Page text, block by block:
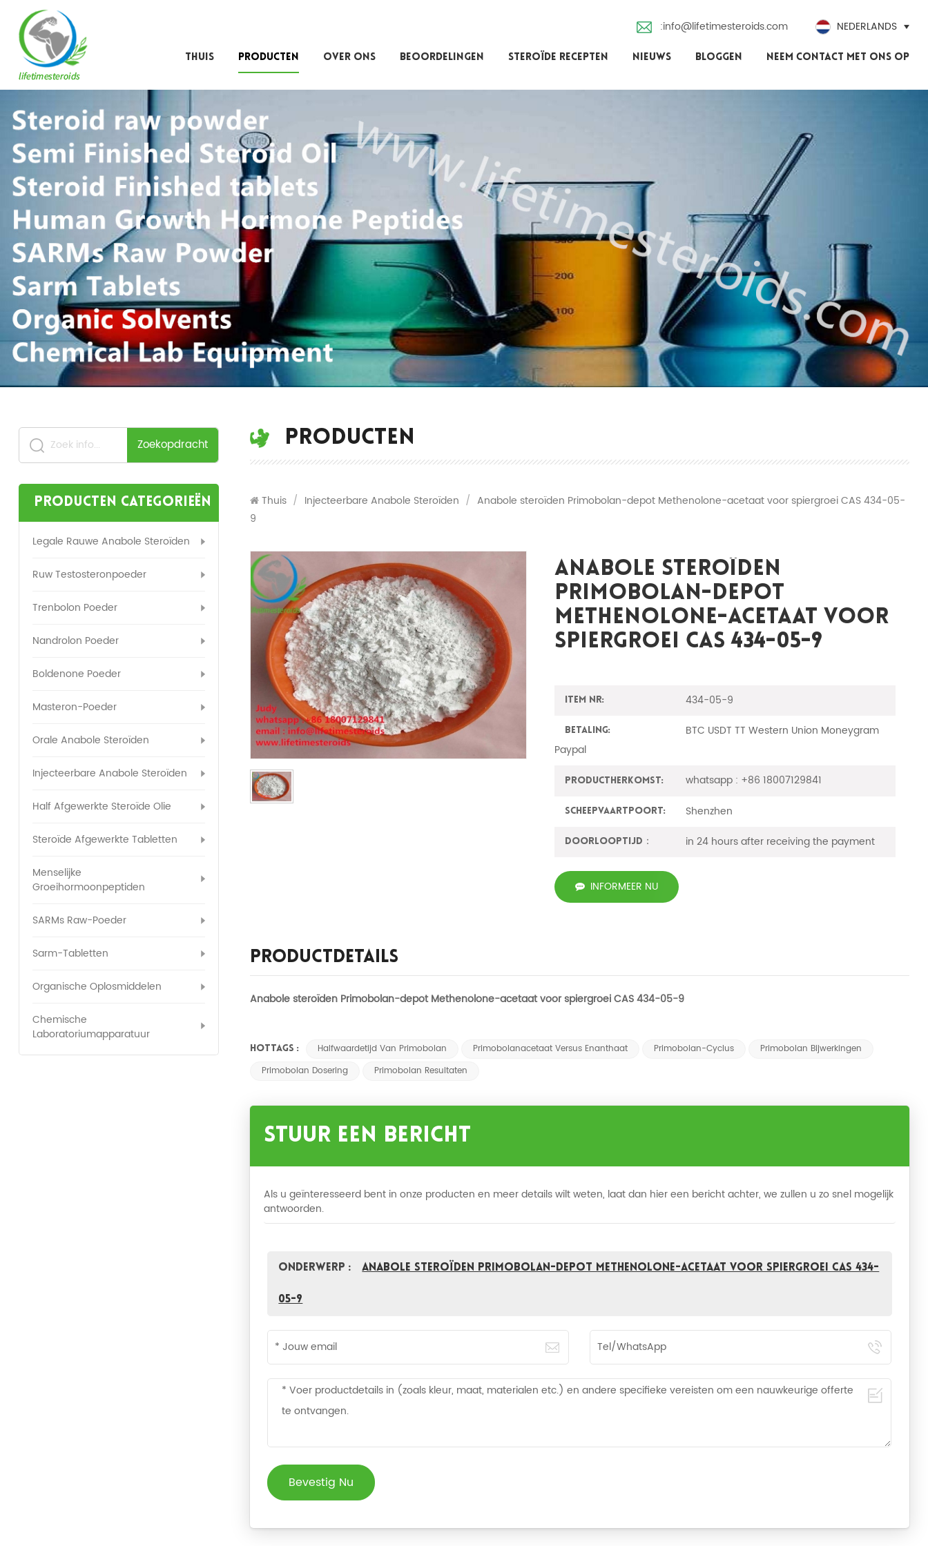
:info@lifetimesteroids.com NEDERLANDS
THUIS PRODUCTEN OVER ONS BEOORDELINGEN STEROÏDE RECEPTEN NIEUWS BLOGGEN NEEM CONTACT MET ONS OP
Zoekopdracht
Producten categorieën
Legale Rauwe Anabole Steroïden
Ruw Testosteronpoeder
Trenbolon Poeder
Nandrolon Poeder
Boldenone Poeder
Masteron-Poeder
Orale Anabole Steroïden
Injecteerbare Anabole Steroïden
Half Afgewerkte Steroïde Olie
Steroïde Afgewerkte Tabletten
Menselijke
Groeihormoonpeptiden
SARMs Raw-Poeder
Sarm-Tabletten
Organische Oplosmiddelen
Chemische
Laboratoriumapparatuur
PRODUCTEN
Thuis / Injecteerbare Anabole Steroïden / Anabole steroïden Primobolan-depot Methenolone-acetaat voor spiergroei CAS 434-05-
9
Anabole Steroïden
Primobolan-Depot
Methenolone-Acetaat Voor
Spiergroei CAS 434-05-9
Item nr: 434-05-9
Betaling:
BTC USDT TT Western Union Moneygram
Paypal
ProductHerkomst: whatsapp : +86 18007129841
Scheepvaartpoort: Shenzhen
Doorlooptijd： in 24 hours after receiving the payment
INFORMEER NU
Productdetails
Anabole steroïden Primobolan-depot Methenolone-acetaat voor spiergroei CAS 434-05-9
HOTTAGS : Halfwaardetijd Van Primobolan Primobolanacetaat Versus Enanthaat Primobolan-Cyclus
Primobolan Bijwerkingen
Primobolan Dosering
Primobolan Resultaten
Stuur Een Bericht
Als u geïnteresseerd bent in onze producten en meer details wilt weten, laat dan hier een bericht achter, we zullen u zo snel mogelijk
antwoorden.
Onderwerp : Anabole steroïden Primobolan-depot Methenolone-acetaat voor spiergroei CAS 434-
05-9
Bevestig Nu